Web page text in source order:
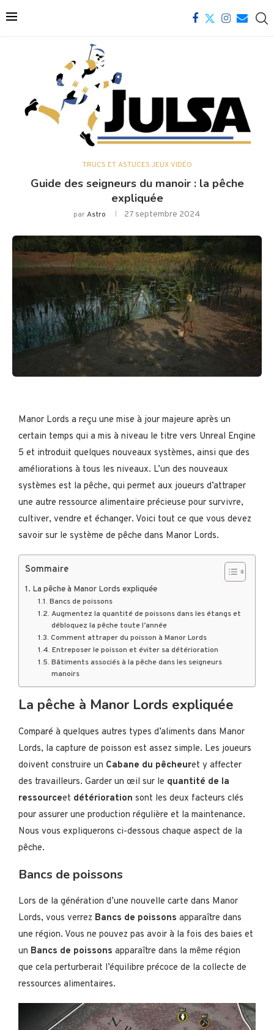
TRUCS ET ASTUCES JEUX VIDÉO
Guide des seigneurs du manoir : la pêche
expliquée
parAstro 27 septembre 2024
Manor Lords a reçu une mise à jour majeure après un
certain temps qui a mis à niveau le titre vers Unreal Engine
5 et introduit quelques nouveaux systèmes, ainsi que des
améliorations à tous les niveaux. L’un des nouveaux
systèmes est la pêche, qui permet aux joueurs d’attraper
une autre ressource alimentaire précieuse pour survivre,
cultiver, vendre et échanger. Voici tout ce que vous devez
savoir sur le système de pêche dans Manor Lords.
Sommaire
La pêche à Manor Lords expliquée
Bancs de poissons
Augmentez la quantité de poissons dans les étangs et
débloquez la pêche toute l’année
Comment attraper du poisson à Manor Lords
Entreposer le poisson et éviter sa détérioration
Bâtiments associés à la pêche dans les seigneurs
manoirs
La pêche à Manor Lords expliquée
Comparé à quelques autres types d’aliments dans Manor
Lords, la capture de poisson est assez simple. Les joueurs
doivent construire un Cabane du pêcheuret y affecter
des travailleurs. Garder un œil sur le quantité de la
ressourceet détérioration sont les deux facteurs clés
pour assurer une production régulière et la maintenance.
Nous vous expliquerons ci-dessous chaque aspect de la
pêche.
Bancs de poissons
Lors de la génération d’une nouvelle carte dans Manor
Lords, vous verrez Bancs de poissons apparaître dans
une région. Vous ne pouvez pas avoir à la fois des baies et
un Bancs de poissons apparaître dans la même région
que cela perturberait l’équilibre précoce de la collecte de
ressources alimentaires.